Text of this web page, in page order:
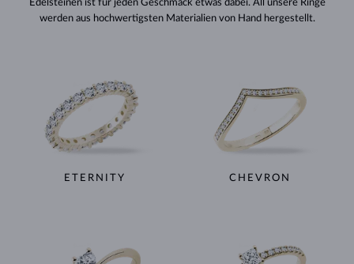
Edelsteinen ist für jeden Geschmack etwas dabei. All unsere Ringe
werden aus hochwertigsten Materialien von Hand hergestellt.
ETERNITY CHEVRON